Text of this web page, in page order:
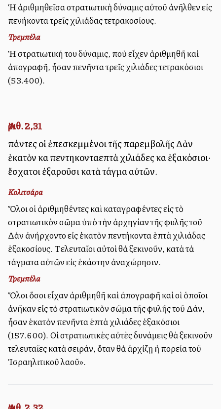
Ἡ ἀριθμηθεῖσα στρατιωτικὴ δύναμις αὐτοῦ ἀνῆλθεν εἰς
πενήκοντα τρεῖς χιλιάδας τετρακοσίους.
Τρεμπέλα
Ἡ στρατιωτική του δύναμις, ποὺ εἶχεν ἀριθμηθῆ καὶ
ἀπογραφῆ, ἦσαν πενῆντα τρεῖς χιλιάδες τετρακόσιοι
(53.400).
Ἀριθ. 2,31
πάντες οἱ ἐπεσκεμμένοι τῆς παρεμβολῆς Δὰν
ἑκατὸν καὶ πεντηκονταεπτὰ χιλιάδες καὶ ἑξακόσιοι·
ἔσχατοι ἐξαροῦσι κατὰ τάγμα αὐτῶν.
Κολιτσάρα
Ὅλοι οἱ ἀριθμηθέντες καὶ καταγραφέντες εἰς τὸ
στρατιωτικὸν σῶμα ὑπὸ τὴν ἀρχηγίαν τῆς φυλῆς τοῦ
Δάν ἀνήρχοντο εἰς ἑκατὸν πεντήκοντα ἑπτὰ χιλιάδας
ἑξακοσίους. Τελευταῖοι αὐτοὶ θὰ ξεκινοῦν, κατὰ τὰ
τάγματα αὐτῶν εἰς ἑκάστην ἀναχώρησιν.
Τρεμπέλα
Ὅλοι ὅσοι εἶχαν ἀριθμηθῆ καὶ ἀπογραφῆ καὶ οἱ ὁποῖοι
ἀνῆκαν εἰς τὸ στρατιωτικὸν σῶμα τῆς φυλῆς τοῦ Δάν,
ἦσαν ἑκατὸν πενῆντα ἑπτὰ χιλιάδες ἑξακόσιοι
(157.600). Οἱ στρατιωτικὲς αὐτὲς δυνάμεις θὰ ξεκινοῦν
τελευταῖες κατὰ σειράν, ὅταν θὰ ἀρχίζῃ ἡ πορεία τοῦ
Ἰσραηλιτικοῦ λαοῦ».